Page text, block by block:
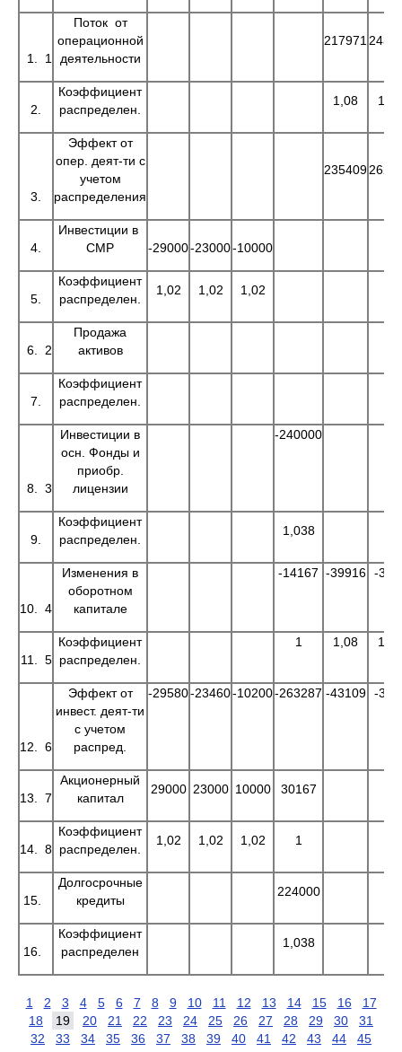
1. 1
Поток от
операционной
деятельности
217971
2.
Коэффициент
распределен.
1,08 1,08
3.
Эффект от
опер. деят-ти с
учетом
распределения
235409
4.
Инвестиции в
СМР
-29000-23000-10000
5.
Коэффициент
распределен.
1,02 1,02 1,02
6. 2
Продажа
активов
7.
Коэффициент
распределен.
8. 3
Инвестиции в
осн. Фонды и
приобр.
лицензии
-240000
9.
Коэффициент
распределен.
1,038
10. 4
Изменения в
оборотном
капитале
-14167 -39916 -
11. 5
Коэффициент
распределен.
1 1,08 1,08
12. 6
Эффект от
инвест. деят-ти
с учетом
распред.
-29580-23460-10200-263287 -43109 -
13. 7
Акционерный
капитал
29000 23000 10000 30167
14. 8
Коэффициент
распределен.
1,02 1,02 1,02 1
15.
Долгосрочные
кредиты
224000
16.
Коэффициент
распределен
1,038
1 2 3 4 5 6 7 8 9 10 11 12 13 14 15 16
17
18
19 20 21 22 23 24 25 26 27 28 29 30
31
32
33 34 35 36 37 38 39 40 41 42 43 44
45